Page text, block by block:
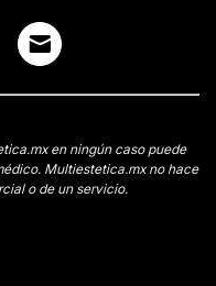
en ningún caso puede
Multiestetica.mx no hace
o de un servicio.